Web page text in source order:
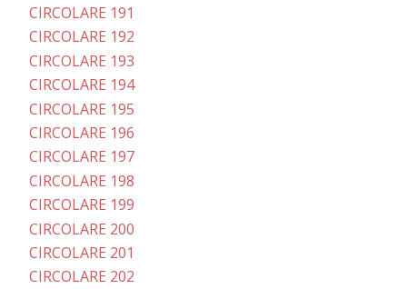
CIRCOLARE 191
CIRCOLARE 192
CIRCOLARE 193
CIRCOLARE 194
CIRCOLARE 195
CIRCOLARE 196
CIRCOLARE 197
CIRCOLARE 198
CIRCOLARE 199
CIRCOLARE 200
CIRCOLARE 201
CIRCOLARE 202